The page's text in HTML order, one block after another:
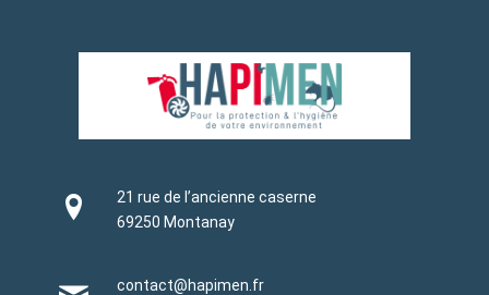
21 rue de l’ancienne caserne
69250 Montanay
contact@hapimen.fr